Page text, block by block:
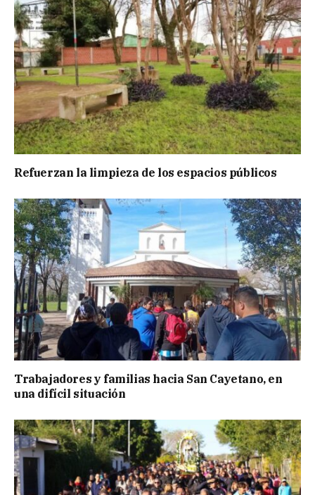
Refuerzan la limpieza de los espacios públicos
Trabajadores y familias hacia San Cayetano, en
una difícil situación